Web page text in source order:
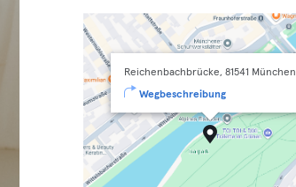
Reichenbachbrücke, 81541 München
Wegbeschreibung